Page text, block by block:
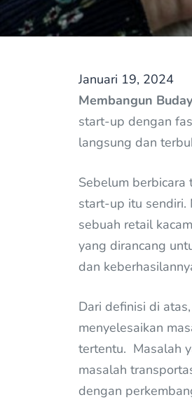
Januari 19, 2024
Membangun
start-up dengan
langsung dan
Sebelum
start-up itu sendiri.
sebuah retail
yang dirancang
dan
Dari definisi di
menyelesaikan
tertentu. Masalah
masalah
dengan